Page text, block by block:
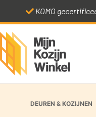
KOMO gecertificeerd
DEUREN & KOZIJNEN